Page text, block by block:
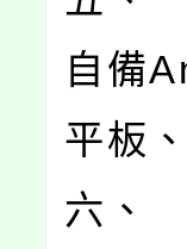
自備
平板
六、